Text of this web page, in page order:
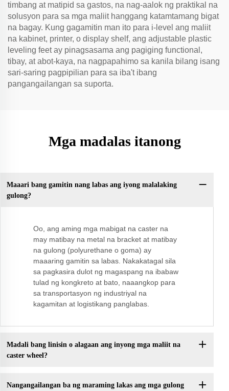
timbang at matipid sa gastos, na nag-aalok ng praktikal na
solusyon para sa mga maliit hanggang katamtamang bigat
na bagay. Kung gagamitin man ito para i-level ang maliit
na kabinet, printer, o display shelf, ang adjustable plastic
leveling feet ay pinagsasama ang pagiging functional,
tibay, at abot-kaya, na nagpapahimo sa kanila bilang isang
sari-saring pagpipilian para sa iba't ibang
pangangailangan sa suporta.
Mga madalas itanong
Maaari bang gamitin nang labas ang iyong malalaking
gulong?
Oo, ang aming mga mabigat na caster na
may matibay na metal na bracket at matibay
na gulong (polyurethane o goma) ay
maaaring gamitin sa labas. Nakakatagal sila
sa pagkasira dulot ng magaspang na ibabaw
tulad ng kongkreto at bato, naaangkop para
sa transportasyon ng industriyal na
kagamitan at logistikang panglabas.
Madali bang linisin o alagaan ang inyong mga maliit na
caster wheel?
Nangangailangan ba ng maraming lakas ang mga gulong